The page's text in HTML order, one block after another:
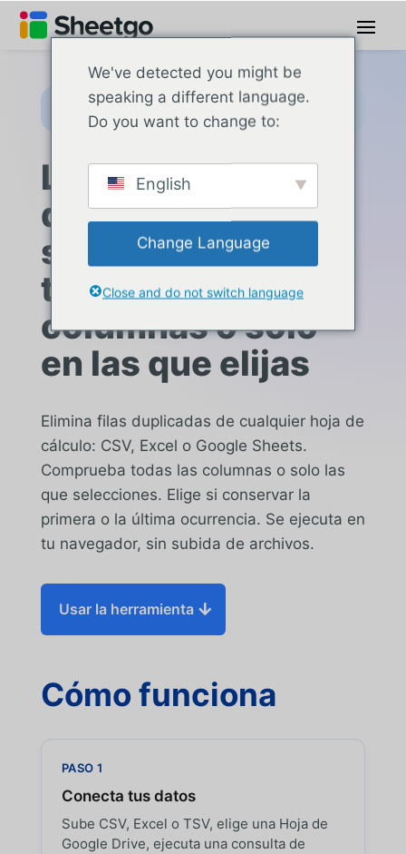
Eliminar duplicados de CSV, Excel y Google
Sheets
Limpia datos
desordenados en
segundos — en
todas las
columnas o solo
en las que elijas
Elimina filas duplicadas de cualquier hoja de
cálculo: CSV, Excel o Google Sheets.
Comprueba todas las columnas o solo las
que selecciones. Elige si conservar la
primera o la última ocurrencia. Se ejecuta en
tu navegador, sin subida de archivos.
Usar la herramienta
Cómo funciona
PASO 1
Conecta tus datos
Sube CSV, Excel o TSV, elige una Hoja de
Google Drive, ejecuta una consulta de
We've detected you might be
speaking a different language.
Do you want to change to:
English
Change Language
Close and do not switch language